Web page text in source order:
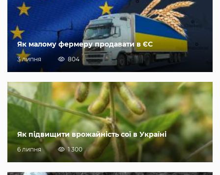
Як малому фермеру продавати в ЄС
3 липня 804
Як підвищити врожайність сої в Україні
6 липня 1 300